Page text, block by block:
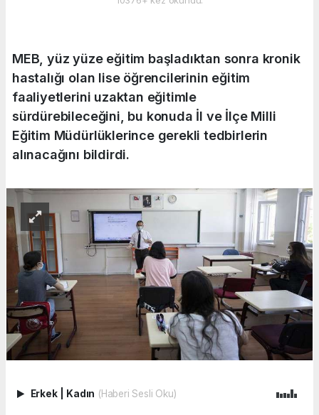
MEB, yüz yüze eğitim başladıktan sonra kronik
hastalığı olan lise öğrencilerinin eğitim
faaliyetlerini uzaktan eğitimle
sürdürebileceğini, bu konuda İl ve İlçe Milli
Eğitim Müdürlüklerince gerekli tedbirlerin
alınacağını bildirdi.
Erkek Kadın (Haberi Sesli Oku)